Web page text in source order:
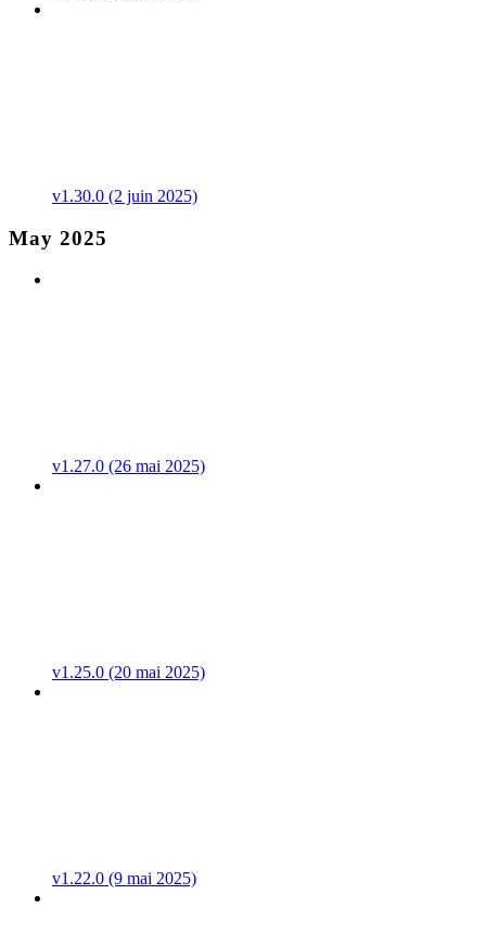
v1.30.0 (2 juin 2025)
May 2025
v1.27.0 (26 mai 2025)
v1.25.0 (20 mai 2025)
v1.22.0 (9 mai 2025)